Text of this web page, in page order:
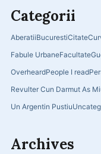
Categorii
AberatiiBucurestiCitate
Fabule UrbaneFacultate
OverheardPeople I read
Revulter Cun Darmut As
Un Argentin Pustiu
Archives